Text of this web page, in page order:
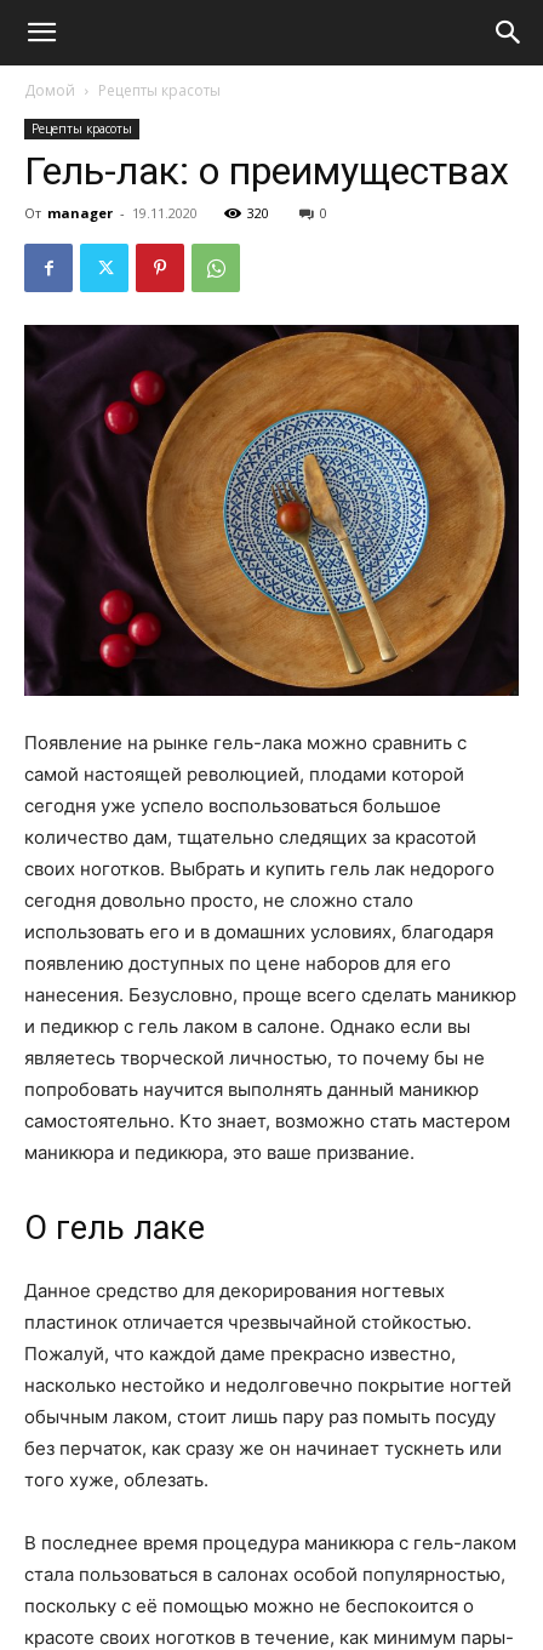
Домой Рецепты красоты
Рецепты красоты
Гель-лак: о преимуществах
От manager - 19.11.2020 320 0
Появление на рынке гель-лака можно сравнить с
самой настоящей революцией, плодами которой
сегодня уже успело воспользоваться большое
количество дам, тщательно следящих за красотой
своих ноготков. Выбрать и купить гель лак недорого
сегодня довольно просто, не сложно стало
использовать его и в домашних условиях, благодаря
появлению доступных по цене наборов для его
нанесения. Безусловно, проще всего сделать маникюр
и педикюр с гель лаком в салоне. Однако если вы
являетесь творческой личностью, то почему бы не
попробовать научится выполнять данный маникюр
самостоятельно. Кто знает, возможно стать мастером
маникюра и педикюра, это ваше призвание.
О гель лаке
Данное средство для декорирования ногтевых
пластинок отличается чрезвычайной стойкостью.
Пожалуй, что каждой даме прекрасно известно,
насколько нестойко и недолговечно покрытие ногтей
обычным лаком, стоит лишь пару раз помыть посуду
без перчаток, как сразу же он начинает тускнеть или
того хуже, облезать.
В последнее время процедура маникюра с гель-лаком
стала пользоваться в салонах особой популярностью,
поскольку с её помощью можно не беспокоится о
красоте своих ноготков в течение, как минимум пары-